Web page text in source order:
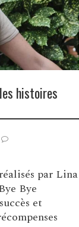
histoires
par Lina
Bye
et